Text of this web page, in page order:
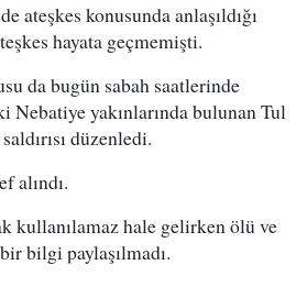
ateşkes konusunda anlaşıldığı
hayata geçmemişti.
da bugün sabah saatlerinde
Nebatiye yakınlarında bulunan Tul
düzenledi.
alındı.
kullanılamaz hale gelirken ölü ve
bilgi paylaşılmadı.